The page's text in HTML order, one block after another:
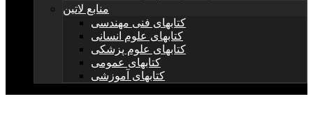
منابع لاتین
کتابهای فنی مهندسی
کتابهای علوم انسانی
کتابهای علوم پزشکی
کتابهای عمومی
کتابهای آموزشی